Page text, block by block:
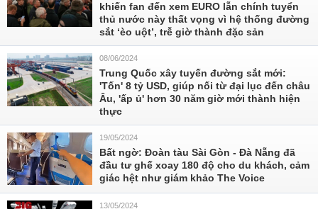
khiến fan đến xem EURO lẫn chính tuyển
thủ nước này thất vọng vì hệ thống đường
sắt ‘èo uột’, trễ giờ thành đặc sản
08/06/2024
Trung Quốc xây tuyến đường sắt mới:
'Tốn' 8 tỷ USD, giúp nối từ đại lục đến châu
Âu, 'ấp ủ' hơn 30 năm giờ mới thành hiện
thực
19/05/2024
Bất ngờ: Đoàn tàu Sài Gòn - Đà Nẵng đã
đầu tư ghế xoay 180 độ cho du khách, cảm
giác hệt như giám khảo The Voice
13/05/2024